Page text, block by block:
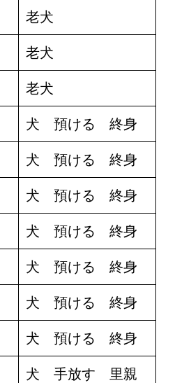
老犬
老犬
老犬
犬 預ける 終身
犬 預ける 終身
犬 預ける 終身
犬 預ける 終身
犬 預ける 終身
犬 預ける 終身
犬 預ける 終身
犬 手放す 里親